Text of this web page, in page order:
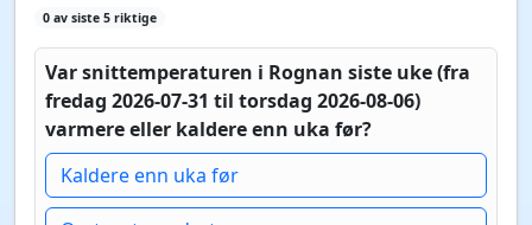
0 av siste 5 riktige
Var snittemperaturen i Rognan siste uke (fra
fredag 2026-07-31 til torsdag 2026-08-06)
varmere eller kaldere enn uka før?
Kaldere enn uka før